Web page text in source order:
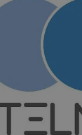
użytkownika i
korzystać ze